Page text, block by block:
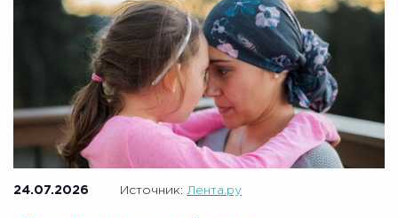
24.07.2026 Источник: Лента.ру